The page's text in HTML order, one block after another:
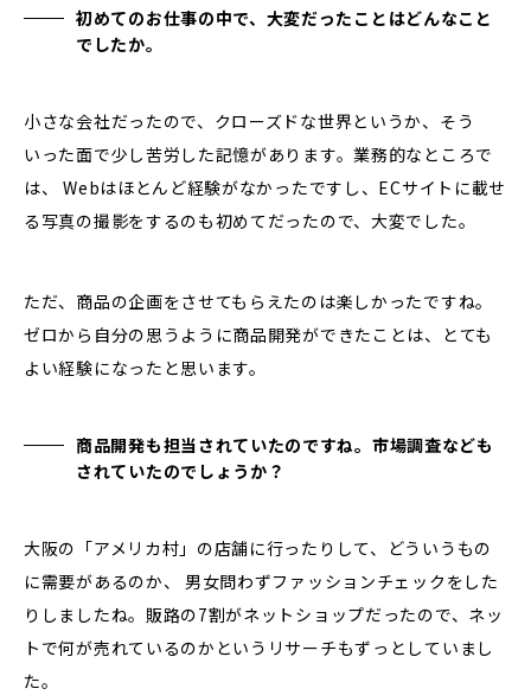
初めてのお仕事の中で、大変だったことはどんなこと
でしたか。
小さな会社だったので、クローズドな世界というか、そう
いった面で少し苦労した記憶があります。業務的なところで
は、 Webはほとんど経験がなかったですし、ECサイトに載せ
る写真の撮影をするのも初めてだったので、大変でした。
ただ、商品の企画をさせてもらえたのは楽しかったですね。
ゼロから自分の思うように商品開発ができたことは、とても
よい経験になったと思います。
商品開発も担当されていたのですね。市場調査なども
されていたのでしょうか？
大阪の「アメリカ村」の店舗に行ったりして、どういうもの
に需要があるのか、 男女問わずファッションチェックをした
りしましたね。販路の7割がネットショップだったので、ネッ
トで何が売れているのかというリサーチもずっとしていまし
た。